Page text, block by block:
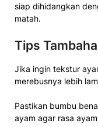
siap dihidangkan
matah.
Tips
Jika ingin tekstur
merebusnya lebih
Pastikan bumbu
ayam agar rasa